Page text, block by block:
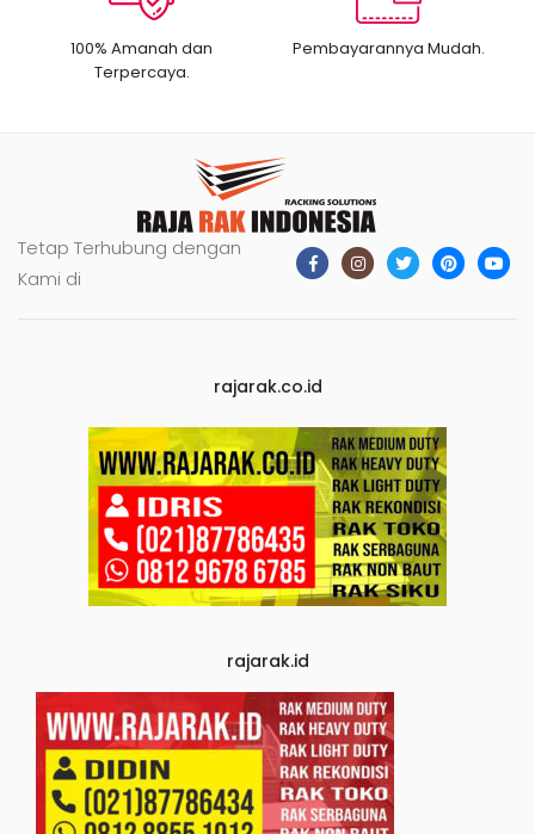
100% Amanah dan
Terpercaya.
Pembayarannya Mudah.
Tetap Terhubung dengan
Kami di
rajarak.co.id
rajarak.id